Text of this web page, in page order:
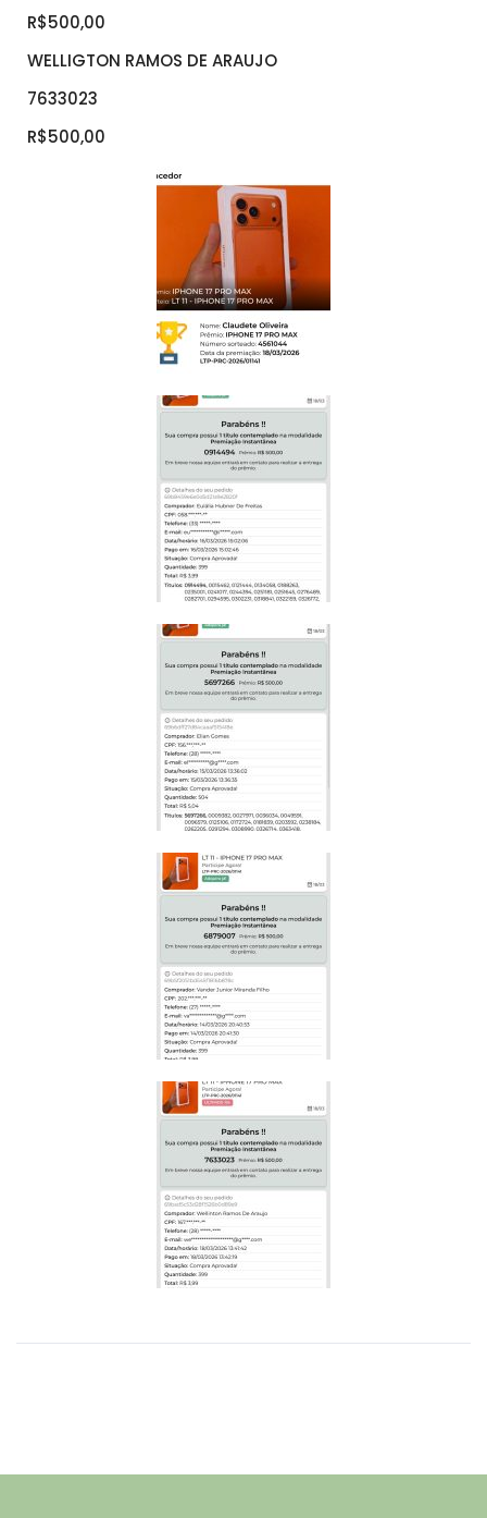
R$500,00
WELLIGTON RAMOS DE ARAUJO
7633023
R$500,00